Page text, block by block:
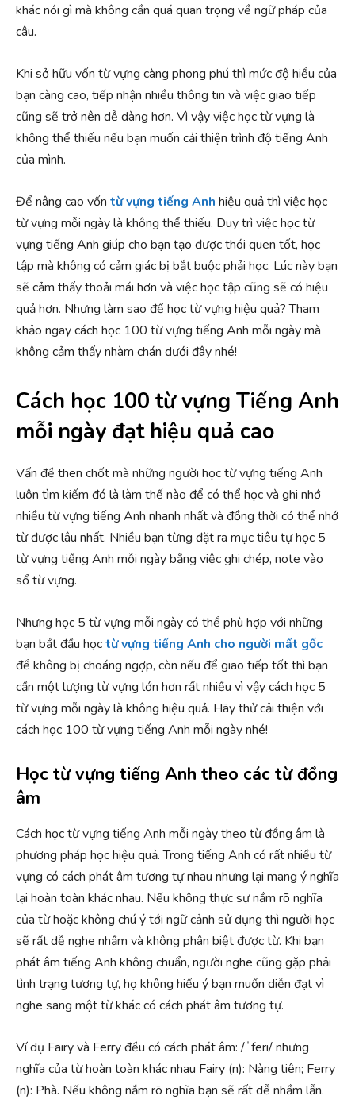
khác nói gì mà không cần quá quan trọng về ngữ pháp của
câu.
Khi sở hữu vốn từ vựng càng phong phú thì mức độ hiểu của
bạn càng cao, tiếp nhận nhiều thông tin và việc giao tiếp
cũng sẽ trở nên dễ dàng hơn. Vì vậy việc học từ vựng là
không thể thiếu nếu bạn muốn cải thiện trình độ tiếng Anh
của mình.
Để nâng cao vốn từ vựng tiếng Anh hiệu quả thì việc học
từ vựng mỗi ngày là không thể thiếu. Duy trì việc học từ
vựng tiếng Anh giúp cho bạn tạo được thói quen tốt, học
tập mà không có cảm giác bị bắt buộc phải học. Lúc này bạn
sẽ cảm thấy thoải mái hơn và việc học tập cũng sẽ có hiệu
quả hơn. Nhưng làm sao để học từ vựng hiệu quả? Tham
khảo ngay cách học 100 từ vựng tiếng Anh mỗi ngày mà
không cảm thấy nhàm chán dưới đây nhé!
Cách học 100 từ vựng Tiếng Anh
mỗi ngày đạt hiệu quả cao
Vấn đề then chốt mà những người học từ vựng tiếng Anh
luôn tìm kiếm đó là làm thế nào để có thể học và ghi nhớ
nhiều từ vựng tiếng Anh nhanh nhất và đồng thời có thể nhớ
từ được lâu nhất. Nhiều bạn từng đặt ra mục tiêu tự học 5
từ vựng tiếng Anh mỗi ngày bằng việc ghi chép, note vào
sổ từ vựng.
Nhưng học 5 từ vựng mỗi ngày có thể phù hợp với những
bạn bắt đầu họctừ vựng tiếng Anh cho người mất gốc
để không bị choáng ngợp, còn nếu để giao tiếp tốt thì bạn
cần một lượng từ vựng lớn hơn rất nhiều vì vậy cách học 5
từ vựng mỗi ngày là không hiệu quả. Hãy thử cải thiện với
cách học 100 từ vựng tiếng Anh mỗi ngày nhé!
Học từ vựng tiếng Anh theo các từ đồng
âm
Cách học từ vựng tiếng Anh mỗi ngày theo từ đồng âm là
phương pháp học hiệu quả. Trong tiếng Anh có rất nhiều từ
vựng có cách phát âm tương tự nhau nhưng lại mang ý nghĩa
lại hoàn toàn khác nhau. Nếu không thực sự nắm rõ nghĩa
của từ hoặc không chú ý tới ngữ cảnh sử dụng thì người học
sẽ rất dễ nghe nhầm và không phân biệt được từ. Khi bạn
phát âm tiếng Anh không chuẩn, người nghe cũng gặp phải
tình trạng tương tự, họ không hiểu ý bạn muốn diễn đạt vì
nghe sang một từ khác có cách phát âm tương tự.
Ví dụ Fairy và Ferry đều có cách phát âm: /ˈferi/ nhưng
nghĩa của từ hoàn toàn khác nhau Fairy (n): Nàng tiên; Ferry
(n): Phà. Nếu không nắm rõ nghĩa bạn sẽ rất dễ nhầm lẫn.